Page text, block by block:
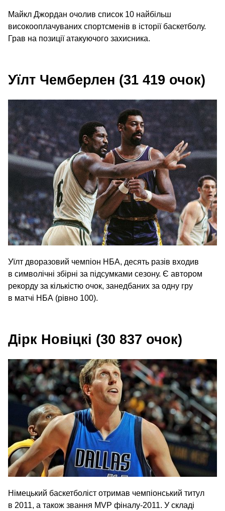
Майкл Джордан очолив список 10 найбільш
високооплачуваних спортсменів в історії баскетболу.
Грав на позиції атакуючого захисника.
Уїлт Чемберлен (31 419 очок)
Уїлт дворазовий чемпіон НБА, десять разів входив
в символічні збірні за підсумками сезону. Є автором
рекорду за кількістю очок, занедбаних за одну гру
в матчі НБА (рівно 100).
Дірк Новіцкі (30 837 очок)
Німецький баскетболіст отримав чемпіонський титул
в 2011, а також звання MVP фіналу-2011. У складі